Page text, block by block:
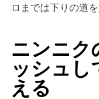
ロまでは下りの道を
ニンニク
ッシュし
える